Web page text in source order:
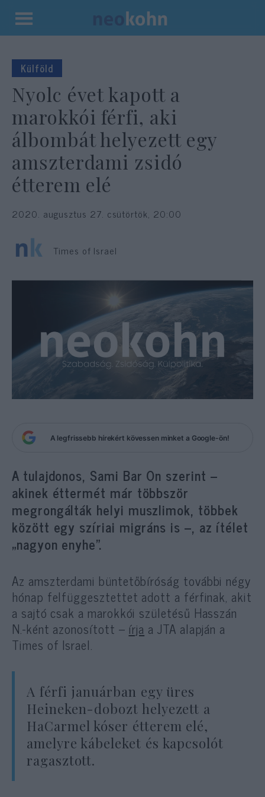
Kilépés
tartalomba
Külföld
Nyolc évet kapott a
marokkói férfi, aki
álbombát helyezett egy
amszterdami zsidó
étterem elé
2020. augusztus 27. csütörtök, 20:00
Times of Israel
A legfrissebb hírekért kövessen minket a Google-ön!
A tulajdonos, Sami Bar On szerint –
akinek éttermét már többször
megrongálták helyi muszlimok, többek
között egy szíriai migráns is –, az ítélet
„nagyon enyhe”.
Az amszterdami büntetőbíróság további négy
hónap felfüggesztettet adott a férfinak, akit
a sajtó csak a marokkói születésű Hasszán
N.-ként azonosított – írja a JTA alapján a
Times of Israel.
A férfi januárban egy üres
Heineken-dobozt helyezett a
HaCarmel kóser étterem elé,
amelyre kábeleket és kapcsolót
ragasztott.